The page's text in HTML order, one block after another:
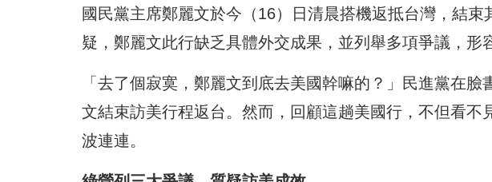
國民黨主席鄭麗文於今（16）日清晨搭機返抵台灣，結
疑，鄭麗文此行缺乏具體外交成果，並列舉多項爭議，形
「去了個寂寞，鄭麗文到底去美國幹嘛的？」民進黨在
文結束訪美行程返台。然而，回顧這趟美國行，不但看不
波連連。